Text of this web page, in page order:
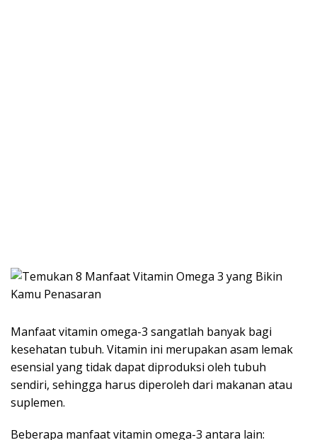
Manfaat vitamin omega-3 sangatlah banyak bagi
kesehatan tubuh. Vitamin ini merupakan asam lemak
esensial yang tidak dapat diproduksi oleh tubuh
sendiri, sehingga harus diperoleh dari makanan atau
suplemen.
Beberapa manfaat vitamin omega-3 antara lain: